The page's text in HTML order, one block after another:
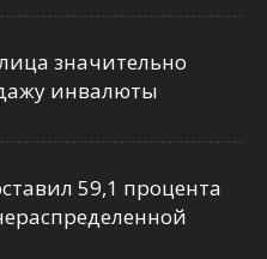
значительно
инвалюты
59,1 процента